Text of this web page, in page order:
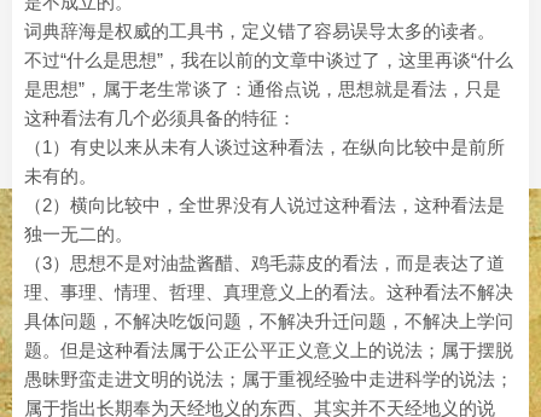
词典辞海是权威的工具书，定义错了容易误导太多的读者。
不过“什么是思想”，我在以前的文章中谈过了，这里再谈“什么
是思想”，属于老生常谈了：通俗点说，思想就是看法，只是
这种看法有几个必须具备的特征：
（1）有史以来从未有人谈过这种看法，在纵向比较中是前所
未有的。
（2）横向比较中，全世界没有人说过这种看法，这种看法是
独一无二的。
（3）思想不是对油盐酱醋、鸡毛蒜皮的看法，而是表达了道
理、事理、情理、哲理、真理意义上的看法。这种看法不解决
具体问题，不解决吃饭问题，不解决升迁问题，不解决上学问
题。但是这种看法属于公正公平正义意义上的说法；属于摆脱
愚昧野蛮走进文明的说法；属于重视经验中走进科学的说法；
属于指出长期奉为天经地义的东西、其实并不天经地义的说